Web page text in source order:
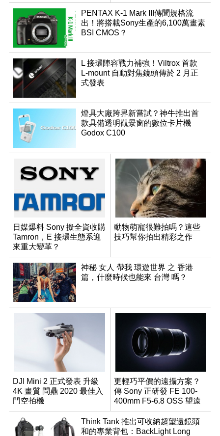
PENTAX K-1 Mark III傳聞規格流
出！將搭載Sony生產的6,100萬畫素
BSI CMOS？
L 接環陣容戰力補強！Viltrox 首款
L-mount 自動對焦鏡頭傳於 2 月正
式發表
燈具大廠跨界新嘗試？神牛推出首
款具備透明觀景窗的數位卡片機
Godox C100
日媒爆料 Sony 擬全資收購
Tamron，E 接環生態系迎
來重大變革？
動物萌寵很難拍嗎？這些
技巧幫你拍出精彩之作
神秘 女人 帶我 環遊世界 之 香港
篇，什麼時候也能來 台灣 嗎？
DJI Mini 2 正式發表 升級
4K 畫質 問鼎 2020 最佳入
門空拍機
更輕巧平價的遠攝方案？
傳 Sony 正研發 FE 100-
400mm F5-6.8 OSS 望遠
變焦鏡頭
Think Tank 推出可收納超望遠鏡頭
和的專業背包：BackLight Long